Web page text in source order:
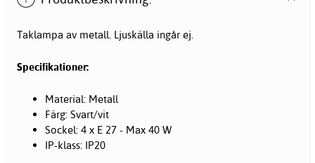
Taklampa av metall. Ljuskälla ingår ej.
Specifikationer:
Material: Metall
Färg: Svart/vit
Sockel: 4 x E 27 - Max 40 W
IP-klass: IP20